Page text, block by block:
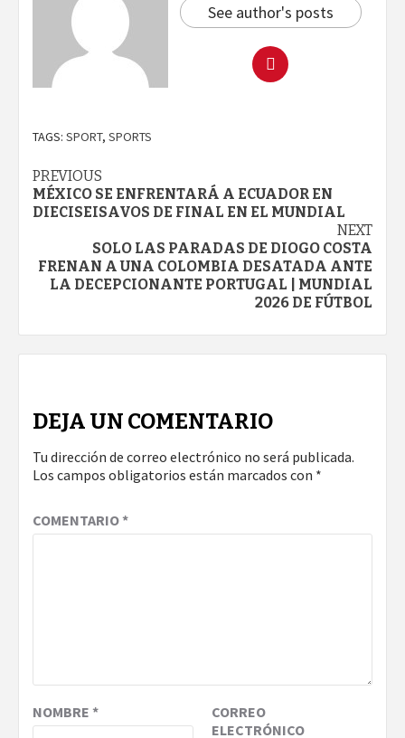
See author's posts
TAGS: SPORT, SPORTS
Continue
Reading
PREVIOUS
MÉXICO SE ENFRENTARÁ A ECUADOR EN
DIECISEISAVOS DE FINAL EN EL MUNDIAL
NEXT
SOLO LAS PARADAS DE DIOGO COSTA
FRENAN A UNA COLOMBIA DESATADA ANTE
LA DECEPCIONANTE PORTUGAL | MUNDIAL
2026 DE FÚTBOL
DEJA UN COMENTARIO
Tu dirección de correo electrónico no será publicada.
Los campos obligatorios están marcados con *
COMENTARIO*
NOMBRE *
CORREO
ELECTRÓNICO